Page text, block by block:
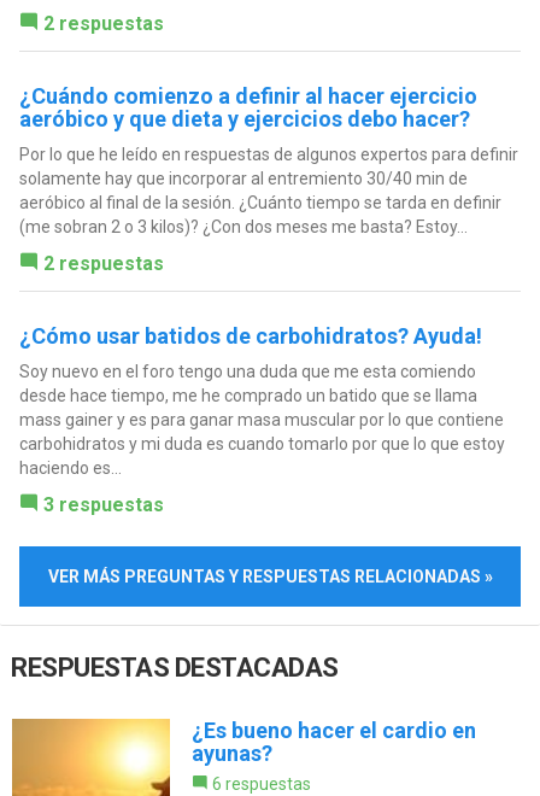
2 respuestas
¿Cuándo comienzo a definir al hacer ejercicio
aeróbico y que dieta y ejercicios debo hacer?
Por lo que he leído en respuestas de algunos expertos para definir
solamente hay que incorporar al entremiento 30/40 min de
aeróbico al final de la sesión. ¿Cuánto tiempo se tarda en definir
(me sobran 2 o 3 kilos)? ¿Con dos meses me basta? Estoy...
2 respuestas
¿Cómo usar batidos de carbohidratos? Ayuda!
Soy nuevo en el foro tengo una duda que me esta comiendo
desde hace tiempo, me he comprado un batido que se llama
mass gainer y es para ganar masa muscular por lo que contiene
carbohidratos y mi duda es cuando tomarlo por que lo que estoy
haciendo es...
3 respuestas
VER MÁS PREGUNTAS Y RESPUESTAS RELACIONADAS »
RESPUESTAS DESTACADAS
¿Es bueno hacer el cardio en
ayunas?
6 respuestas